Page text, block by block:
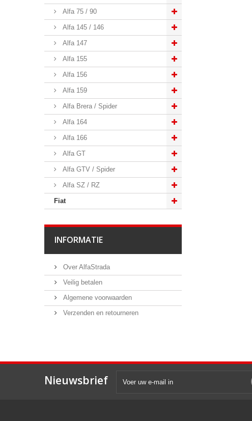
Alfa 75 / 90
Alfa 145 / 146
Alfa 147
Alfa 155
Alfa 156
Alfa 159
Alfa Brera / Spider
Alfa 164
Alfa 166
Alfa GT
Alfa GTV / Spider
Alfa SZ / RZ
Fiat
INFORMATIE
Over AlfaStrada
Veilig betalen
Algemene voorwaarden
Verzenden en retourneren
Nieuwsbrief